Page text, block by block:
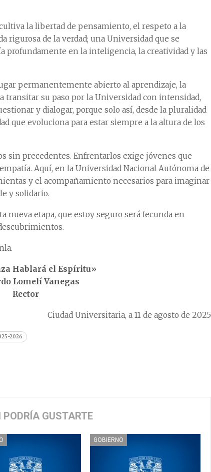
la libertad de pensamiento, el respeto a la
rigurosa de la verdad; una Universidad que se
profundamente en la inteligencia, la creatividad y las
permanentemente abierto al aprendizaje, la
transitar su paso por la Universidad con intensidad,
y dialogar, porque solo así, desde la pluralidad
que evoluciona para estar siempre a la altura de los
sin precedentes. Enfrentarlos exige jóvenes que
Aquí, en la Universidad Nacional Autónoma de
y el acompañamiento necesarios para imaginar
y solidario.
nueva etapa, que estoy seguro será fecunda en
Hablará el Espíritu»
Lomelí Vanegas
Rector
Ciudad Universitaria, a 11 de agosto de 2025
2026
GUSTARTE
GOBIERNO